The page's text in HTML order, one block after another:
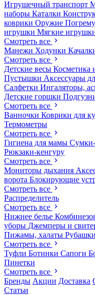
Игрушечный транспорт
наборы Каталки
коврики Оружие
игрушки Мягкие
Смотреть все
Манежи Ходунки
Смотреть все
Детские весы Косметика
Пустышки Аксессуары
Салфетки Ингаляторы,
Детские горшки
Смотреть все
Ванночки Коврики для
Термометры
Смотреть все
Гигиена для мамы
Рюкзаки-кенгуру
Смотреть все
Мониторы дыхания
ворота Блокирующие
Смотреть все
Распределитель
Смотреть все
Нижнее белье
уборы Джемперы и
Пижамы, халаты
Смотреть все
Туфли Ботинки Сапоги
Пинетки
Смотреть все
Бренды Акции Доставка
Статьи